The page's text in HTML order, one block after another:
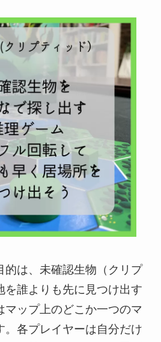
的は、未確認生物（クリプ
を誰よりも先に見つけ出す
マップ上のどこか一つのマ
。各プレイヤーは自分だけ